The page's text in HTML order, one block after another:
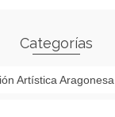
Categorías
Artística Aragonesa